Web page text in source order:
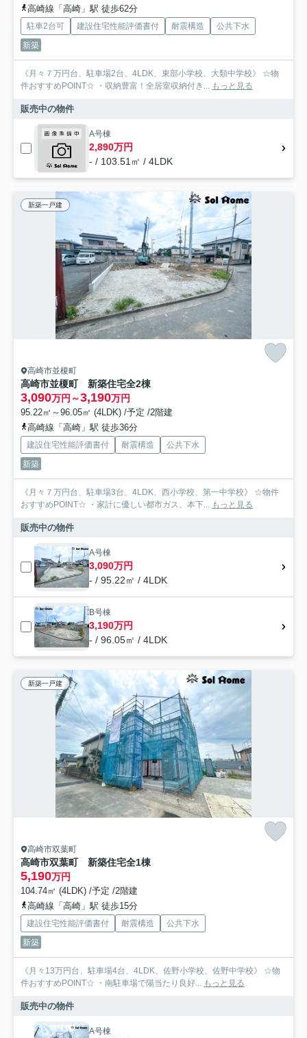
高崎線「高崎」駅 徒歩62分
駐車2台可 建設住宅性能評価書付 耐震構造
公共下水
新築
《月々７万円台、駐車場2台、4LDK、東部小学校、大類中学校》 ☆物
件おすすめPOINT☆ ・収納豊富！全居室収納付き... もっと見る
販売中の物件
A号棟
2,890万円
- / 103.51㎡ / 4LDK
新築一戸建
高崎市並榎町
高崎市並榎町 新築住宅全2棟
3,090万円～3,190万円
95.22㎡～96.05㎡ (4LDK) /予定 /2階建
高崎線「高崎」駅 徒歩36分
建設住宅性能評価書付 耐震構造
公共下水
新築
《月々７万円台、駐車場3台、4LDK、西小学校、第一中学校》 ☆物件
おすすめPOINT☆ ・家計に優しい都市ガス、本下... もっと見る
販売中の物件
A号棟
3,090万円
- / 95.22㎡ / 4LDK
B号棟
3,190万円
- / 96.05㎡ / 4LDK
新築一戸建
高崎市双葉町
高崎市双葉町 新築住宅全1棟
5,190万円
104.74㎡ (4LDK) /予定 /2階建
高崎線「高崎」駅 徒歩15分
建設住宅性能評価書付 耐震構造
公共下水
新築
《月々13万円台、駐車場4台、4LDK、佐野小学校、佐野中学校》 ☆物
件おすすめPOINT☆ ・南駐車場で陽当たり良好... もっと見る
販売中の物件
A号棟